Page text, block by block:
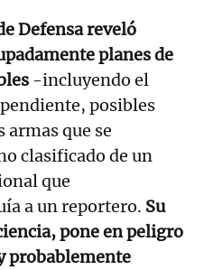
Defensa reveló
planes de
-incluyendo el
posibles
armas que se
clasificado de un
que
a un reportero. Su
pone en peligro
probablemente